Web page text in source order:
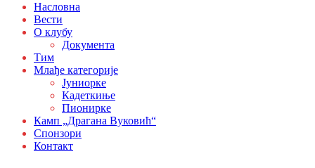
Насловна
Вести
О клубу
Документа
Тим
Млађе категорије
Јуниорке
Кадеткиње
Пионирке
Камп „Драгана Вуковић“
Спонзори
Контакт